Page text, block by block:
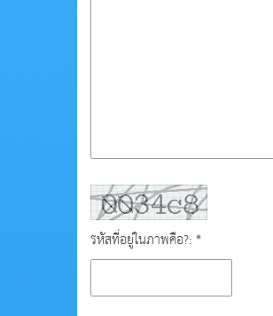
รหัสที่อยู่ในภาพคือ?: *